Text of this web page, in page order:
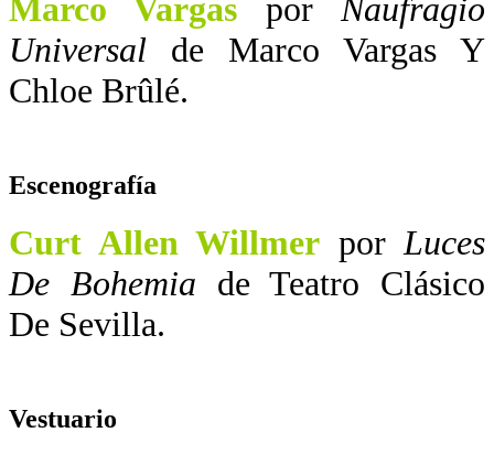
Marco Vargas porNaufragio
Universal de Marco Vargas Y
Chloe Brûlé.
Escenografía
Curt Allen Willmer por Luces
De Bohemia de Teatro Clásico
De Sevilla.
Vestuario